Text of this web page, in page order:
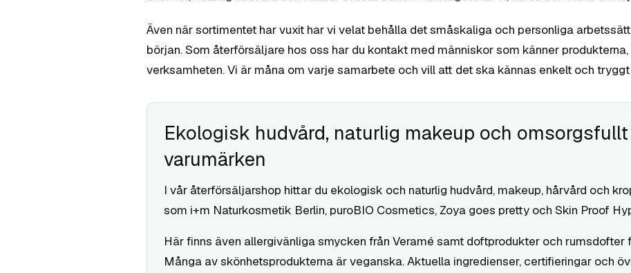
Även när sortimentet har vuxit har vi velat behålla det småskaliga och personliga
början. Som återförsäljare hos oss har du kontakt med människor som känner
verksamheten. Vi är måna om varje samarbete och vill att det ska kännas enkelt och
Ekologisk hudvård, naturlig makeup och
varumärken
I vår återförsäljarshop hittar du ekologisk och naturlig hudvård, makeup, hårvård och
som i+m Naturkosmetik Berlin, puroBIO Cosmetics, Zoya goes pretty och Skin Proof
Här finns även allergivänliga smycken från Veramé samt doftprodukter och rumsdofter
Många av skönhetsprodukterna är veganska. Aktuella ingredienser, certifieringar och